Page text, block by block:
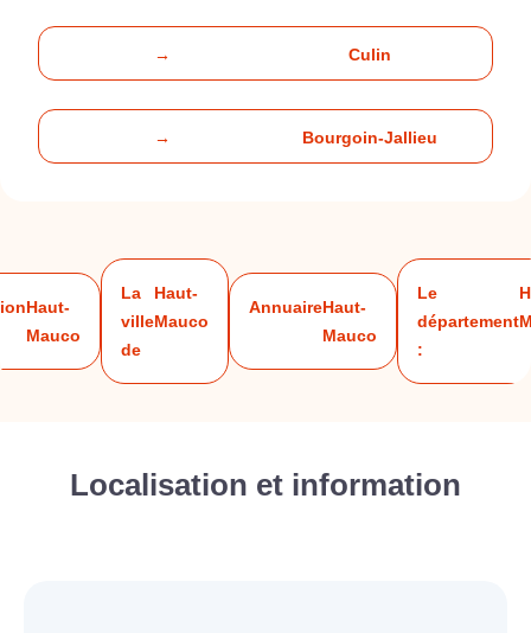
→ Culin
→ Bourgoin-Jallieu
Haut-
Mauco
La
ville
de
Haut-
Mauco
AnnuaireHaut-
Mauco
Le
département
:
Localisation et information